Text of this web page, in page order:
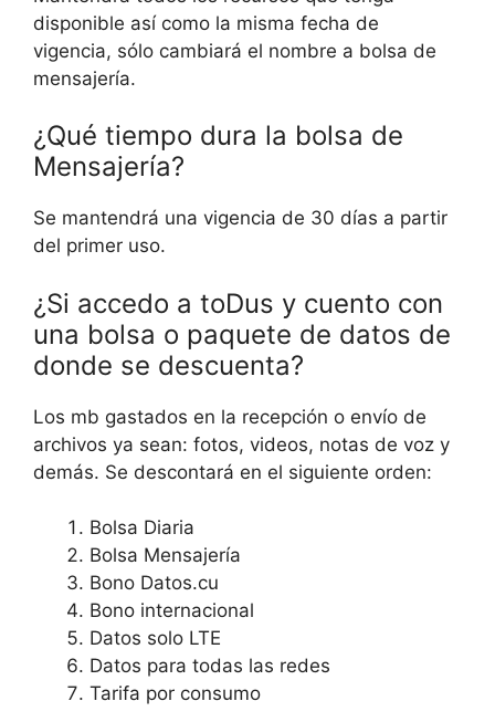
disponible así como la misma fecha de
vigencia, sólo cambiará el nombre a bolsa de
mensajería.
¿Qué tiempo dura la bolsa de
Mensajería?
Se mantendrá una vigencia de 30 días a partir
del primer uso.
¿Si accedo a toDus y cuento con
una bolsa o paquete de datos de
donde se descuenta?
Los mb gastados en la recepción o envío de
archivos ya sean: fotos, videos, notas de voz y
demás. Se descontará en el siguiente orden:
Bolsa Diaria
Bolsa Mensajería
Bono Datos.cu
Bono internacional
Datos solo LTE
Datos para todas las redes
Tarifa por consumo